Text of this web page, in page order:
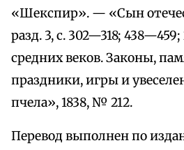
«Шекспир». — «Сын
разд. 3, с. 302—318;
средних веков. Законы,
праздники, игры и
пчела», 1838, № 212.
Перевод выполнен по